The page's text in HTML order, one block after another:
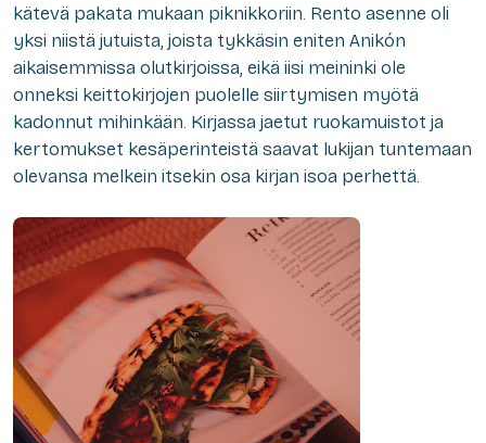
kätevä pakata mukaan piknikkoriin. Rento asenne oli
yksi niistä jutuista, joista tykkäsin eniten Anikón
aikaisemmissa olutkirjoissa, eikä iisi meininki ole
onneksi keittokirjojen puolelle siirtymisen myötä
kadonnut mihinkään. Kirjassa jaetut ruokamuistot ja
kertomukset kesäperinteistä saavat lukijan tuntemaan
olevansa melkein itsekin osa kirjan isoa perhettä.